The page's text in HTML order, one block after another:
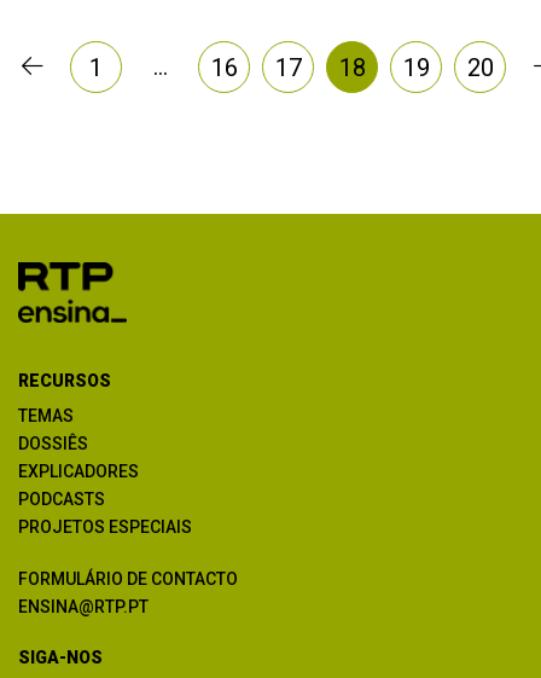
1 … 16 17 18 19 20
RECURSOS
TEMAS
DOSSIÊS
EXPLICADORES
PODCASTS
PROJETOS ESPECIAIS
FORMULÁRIO DE CONTACTO
ENSINA@RTP.PT
SIGA-NOS